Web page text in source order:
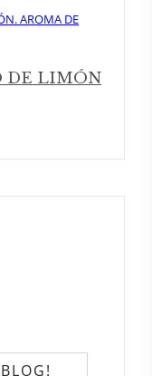
DE LIMÓN